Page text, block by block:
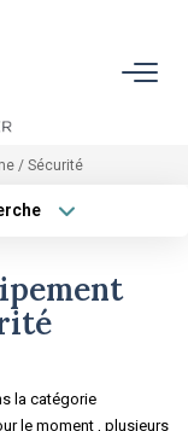
/ Sécurité
la catégorie
le moment , plusieurs